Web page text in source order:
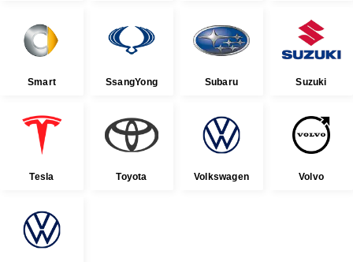
Smart SsangYong Subaru Suzuki
Tesla Toyota Volkswagen Volvo